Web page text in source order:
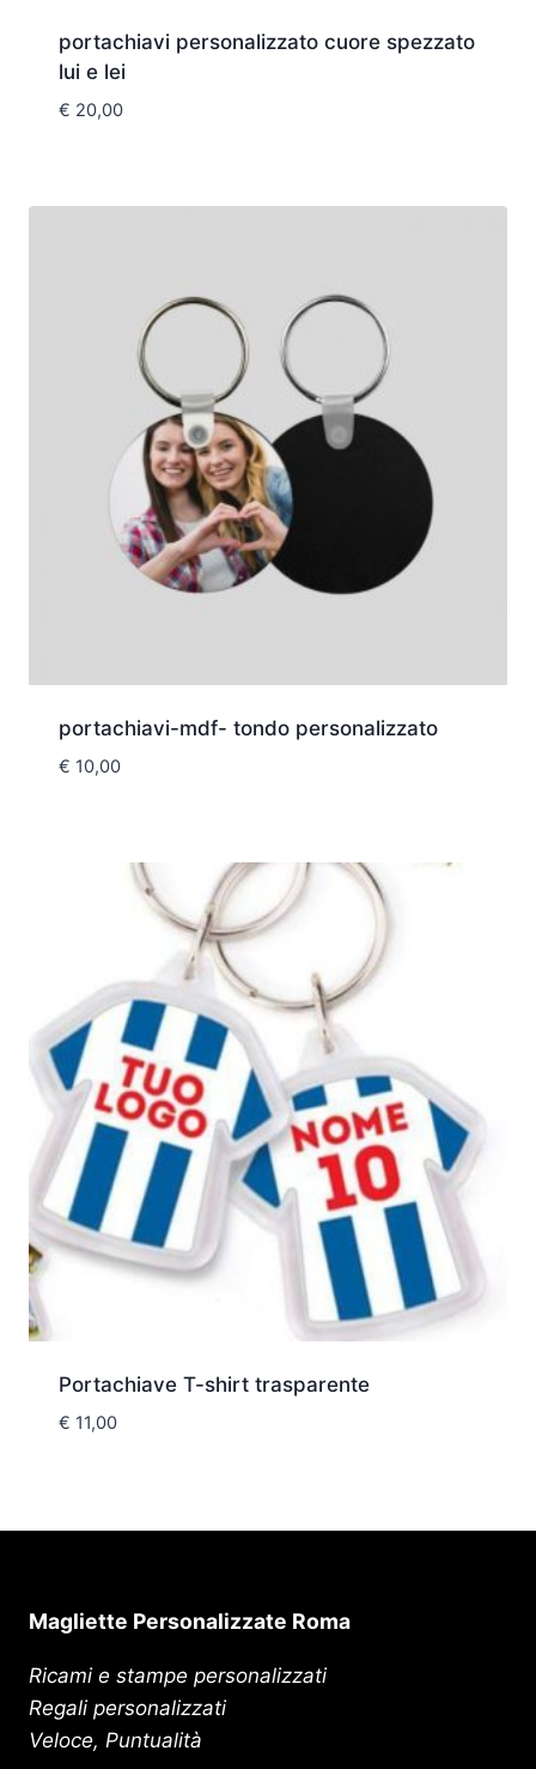
portachiavi personalizzato cuore spezzato
lui e lei
€ 20,00
portachiavi-mdf- tondo personalizzato
€ 10,00
Portachiave T-shirt trasparente
€ 11,00
Magliette Personalizzate Roma
Ricami e stampe personalizzati
Regali personalizzati
Veloce, Puntualità